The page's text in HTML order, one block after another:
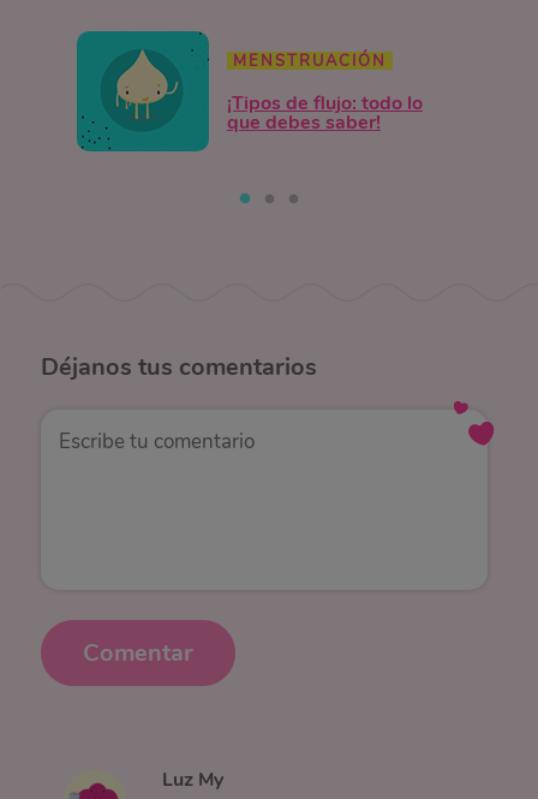
MENSTRUACIÓN
¡Tipos de flujo: todo lo
que debes saber!
Déjanos tus comentarios
Comentar
Luz My